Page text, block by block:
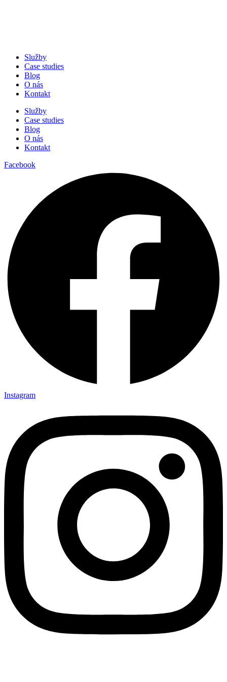
Služby
Case studies
Blog
O nás
Kontakt
Služby
Case studies
Blog
O nás
Kontakt
Facebook
Instagram